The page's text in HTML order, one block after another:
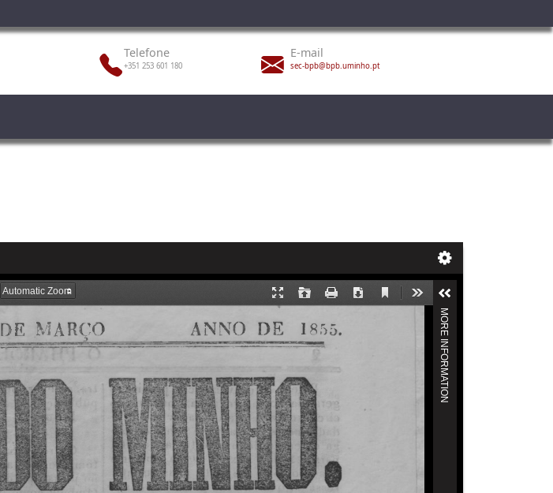
Telefone
+351 253 601 180
E-mail
sec-bpb@bpb.uminho.pt